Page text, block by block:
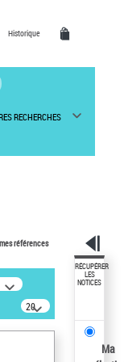
Historique
RECHERCHES
références
20
résultats/page
RÉCUPÉRER
LES
NOTICES
Ma